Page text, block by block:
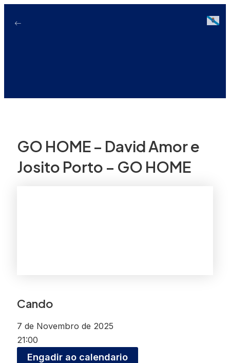
GO HOME – David Amor e
Josito Porto – GO HOME
Cando
7 de Novembro de 2025
21:00
Engadir ao calendario